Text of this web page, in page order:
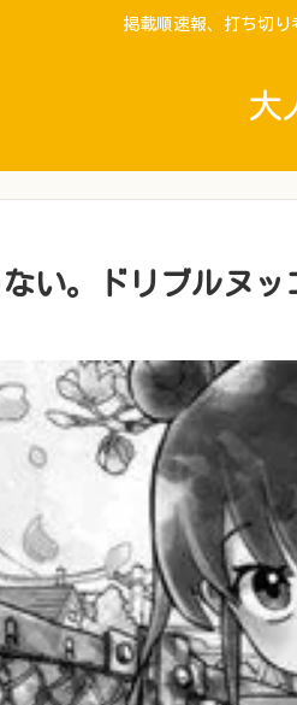
掲載順速報、打ち切
大
い。ドリブルヌ